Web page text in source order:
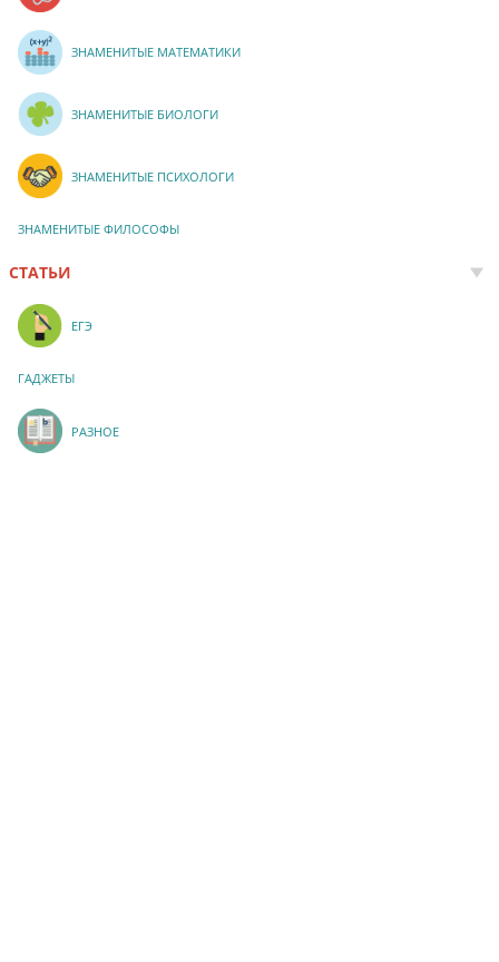
ЗНАМЕНИТЫЕ МАТЕМАТИКИ
ЗНАМЕНИТЫЕ БИОЛОГИ
ЗНАМЕНИТЫЕ ПСИХОЛОГИ
ЗНАМЕНИТЫЕ ФИЛОСОФЫ
СТАТЬИ
ЕГЭ
ГАДЖЕТЫ
РАЗНОЕ